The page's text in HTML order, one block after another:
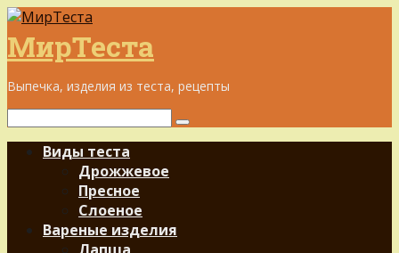
Перейти
к
контенту
МирТеста
Выпечка, изделия из теста, рецепты
Поиск:
Виды теста
Дрожжевое
Пресное
Слоеное
Вареные изделия